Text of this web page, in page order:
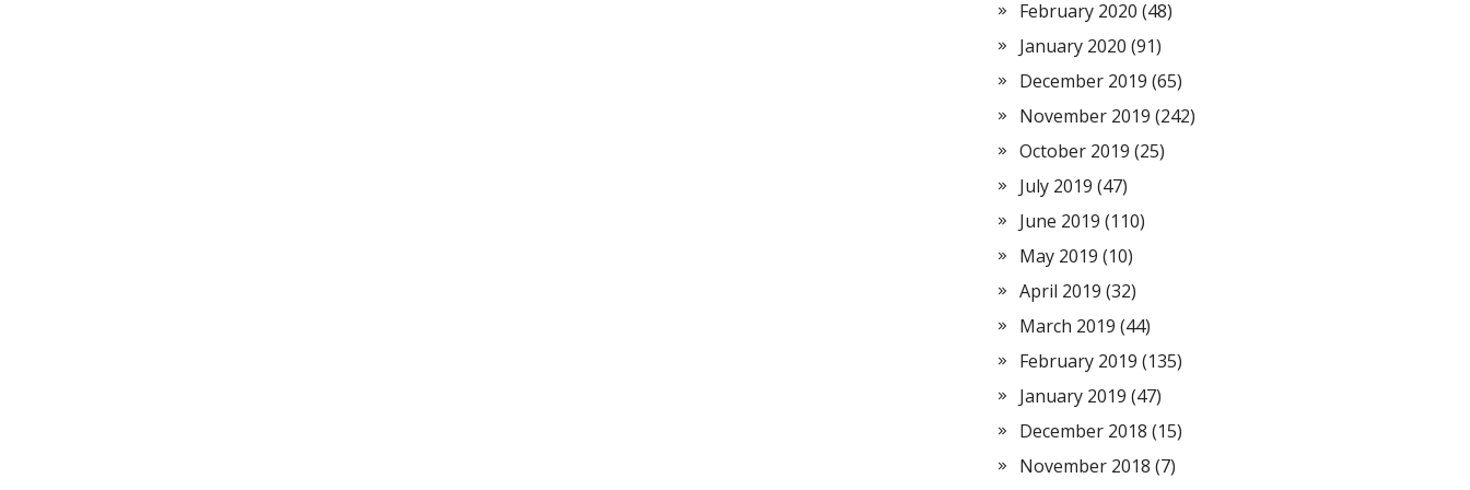
February 2020 (48)
January 2020 (91)
December 2019 (65)
November 2019 (242)
October 2019 (25)
July 2019 (47)
June 2019 (110)
May 2019 (10)
April 2019 (32)
March 2019 (44)
February 2019 (135)
January 2019 (47)
December 2018 (15)
November 2018 (7)